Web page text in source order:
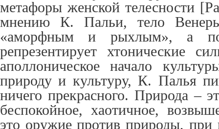
метафоры женской телесности [
мнению К. Пальи, тело
«аморфным и рыхлым», а
репрезентирует хтонические
аполлоническое начало
природу и культуру, К. Палья
ничего прекрасного. Природа –
беспокойное, хаотичное,
это оружие против природы,